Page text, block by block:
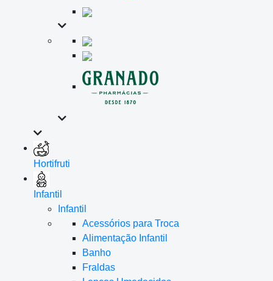
Hortifruti
Infantil
Infantil
Acessórios para Troca
Alimentação Infantil
Banho
Fraldas